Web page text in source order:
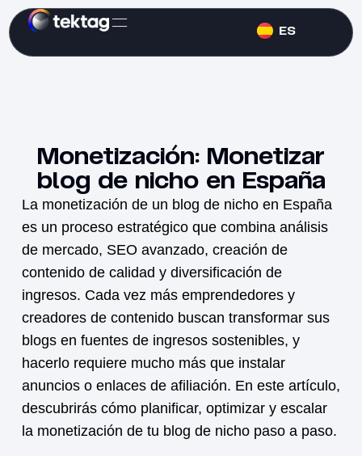
ES
Monetización: Monetizar
blog de nicho en España
La monetización de un blog de nicho en España
es un proceso estratégico que combina análisis
de mercado, SEO avanzado, creación de
contenido de calidad y diversificación de
ingresos. Cada vez más emprendedores y
creadores de contenido buscan transformar sus
blogs en fuentes de ingresos sostenibles, y
hacerlo requiere mucho más que instalar
anuncios o enlaces de afiliación. En este artículo,
descubrirás cómo planificar, optimizar y escalar
la monetización de tu blog de nicho paso a paso.